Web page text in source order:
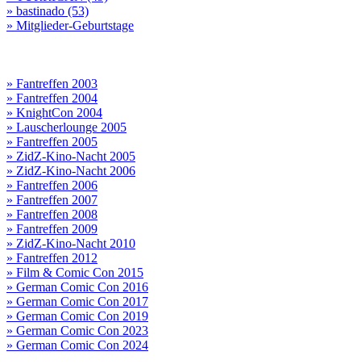
» bastinado (53)
» Mitglieder-Geburtstage
» Fantreffen 2003
» Fantreffen 2004
» KnightCon 2004
» Lauscherlounge 2005
» Fantreffen 2005
» ZidZ-Kino-Nacht 2005
» ZidZ-Kino-Nacht 2006
» Fantreffen 2006
» Fantreffen 2007
» Fantreffen 2008
» Fantreffen 2009
» ZidZ-Kino-Nacht 2010
» Fantreffen 2012
» Film & Comic Con 2015
» German Comic Con 2016
» German Comic Con 2017
» German Comic Con 2019
» German Comic Con 2023
» German Comic Con 2024